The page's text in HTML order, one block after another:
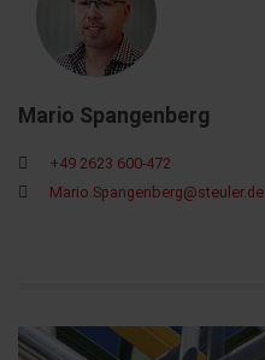
Mario Spangenberg
+49 2623 600-472
Mario.Spangenberg@steuler.de